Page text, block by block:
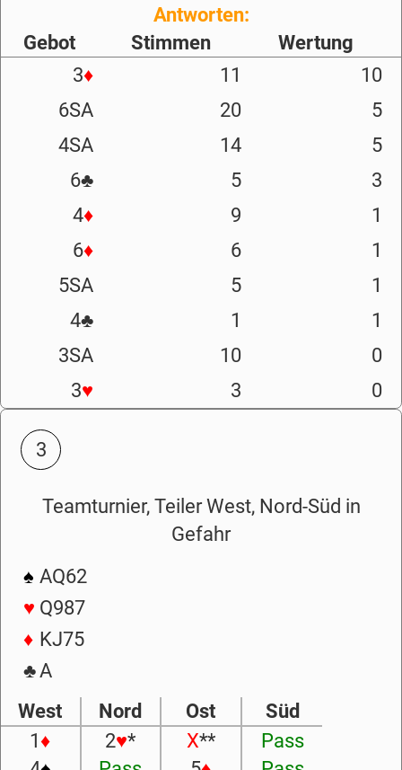
Antworten:
Gebot
Stimmen
Wertung
3♦ 11
10
6SA
20
5
4SA
14
5
6♣ 5
3
4♦ 9
1
6♦ 6
1
5SA
5
1
4♣ 1
1
3SA
10
0
3♥ 3 0
3
Teamturnier, Teiler West, Nord-Süd in
Gefahr
♠ AQ62
♥ Q987
♦ KJ75
♣A
West
Nord Ost
Süd
1♦ 2♥* X**
Pass